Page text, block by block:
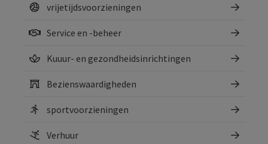
vrijetijdsvoorzieningen
Service en -beheer
Kuuur- en gezondheidsinrichtingen
Bezienswaardigheden
sportvoorzieningen
Verhuur